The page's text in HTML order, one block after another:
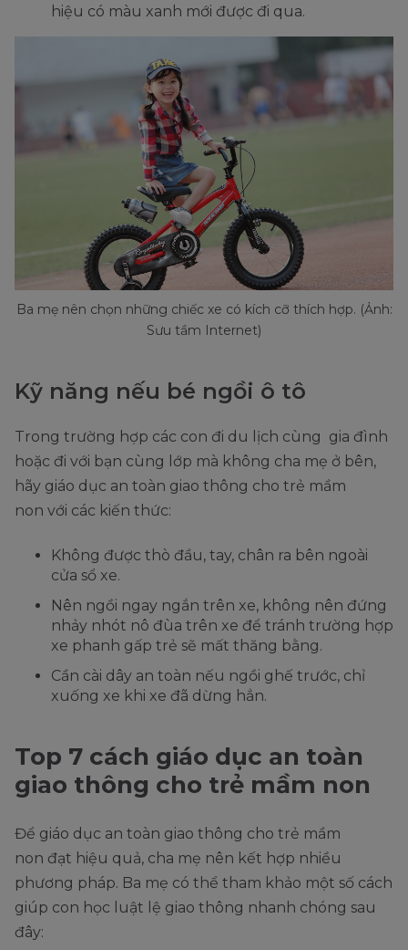
hiệu có màu xanh mới được đi qua.
Ba mẹ nên chọn những chiếc xe có kích cỡ thích hợp. (Ảnh:
Sưu tầm Internet)
Kỹ năng nếu bé ngồi ô tô
Trong trường hợp các con đi du lịch cùng gia đình
hoặc đi với bạn cùng lớp mà không cha mẹ ở bên,
hãy giáo dục an toàn giao thông cho trẻ mầm
non với các kiến thức:
Không được thò đầu, tay, chân ra bên ngoài
cửa sổ xe.
Nên ngồi ngay ngắn trên xe, không nên đứng
nhảy nhót nô đùa trên xe để tránh trường hợp
xe phanh gấp trẻ sẽ mất thăng bằng.
Cần cài dây an toàn nếu ngồi ghế trước, chỉ
xuống xe khi xe đã dừng hẳn.
Top 7 cách giáo dục an toàn
giao thông cho trẻ mầm non
Để giáo dục an toàn giao thông cho trẻ mầm
non đạt hiệu quả, cha mẹ nên kết hợp nhiều
phương pháp. Ba mẹ có thể tham khảo một số cách
giúp con học luật lệ giao thông nhanh chóng sau
đây: